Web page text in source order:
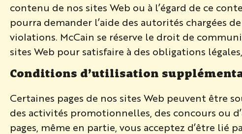
contenu de nos sites Web ou à l’égard de ce
pourra demander l’aide des autorités chargées
violations. McCain se réserve le droit de
sites Web pour satisfaire à des obligations
Conditions d’utilisation
Certaines pages de nos sites Web peuvent être
des activités promotionnelles, des concours ou
pages, même en partie, vous acceptez d’être